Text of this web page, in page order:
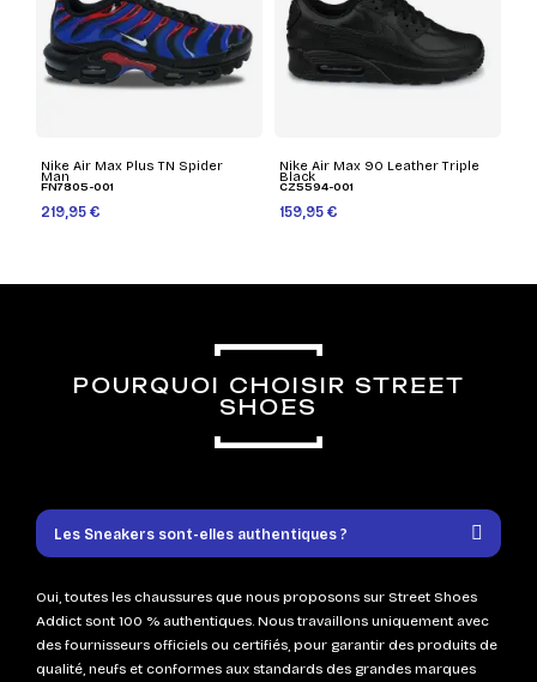
Nike Air Max Plus TN Spider
Man
FN7805-001
219,95 €
Nike Air Max 90 Leather Triple
Black
CZ5594-001
159,95 €
POURQUOI CHOISIR STREET
SHOES
Les Sneakers sont-elles authentiques ?
Oui, toutes les chaussures que nous proposons sur Street Shoes
Addict sont 100 % authentiques. Nous travaillons uniquement avec
des fournisseurs officiels ou certifiés, pour garantir des produits de
qualité, neufs et conformes aux standards des grandes marques